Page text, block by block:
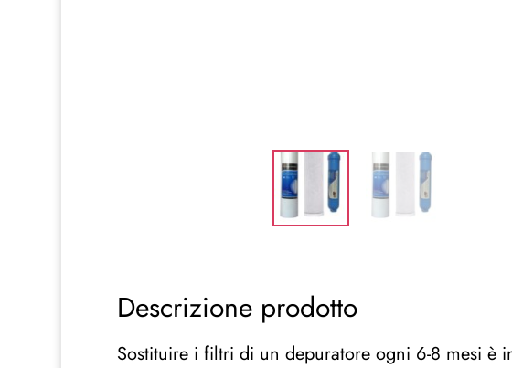
Descrizione prodotto
Sostituire i filtri di un depuratore ogni 6-8 mesi è